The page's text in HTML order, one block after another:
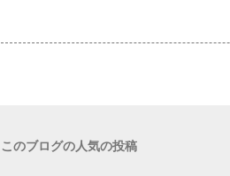
このブログの人気の投稿